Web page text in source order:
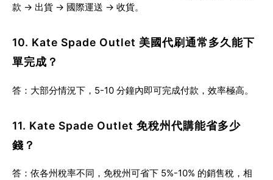
款 → 出貨 → 國際運送 → 收貨。
10. Kate Spade Outlet 美國代刷通常多久能下
單完成？
答：大部分情況下， 5-10 分鐘內即可完成付款，效率極高。
11. Kate Spade Outlet 免稅州代購能省多少
錢？
答：依各州稅率不同，免稅州可省下 5%-10% 的銷售稅 ，相